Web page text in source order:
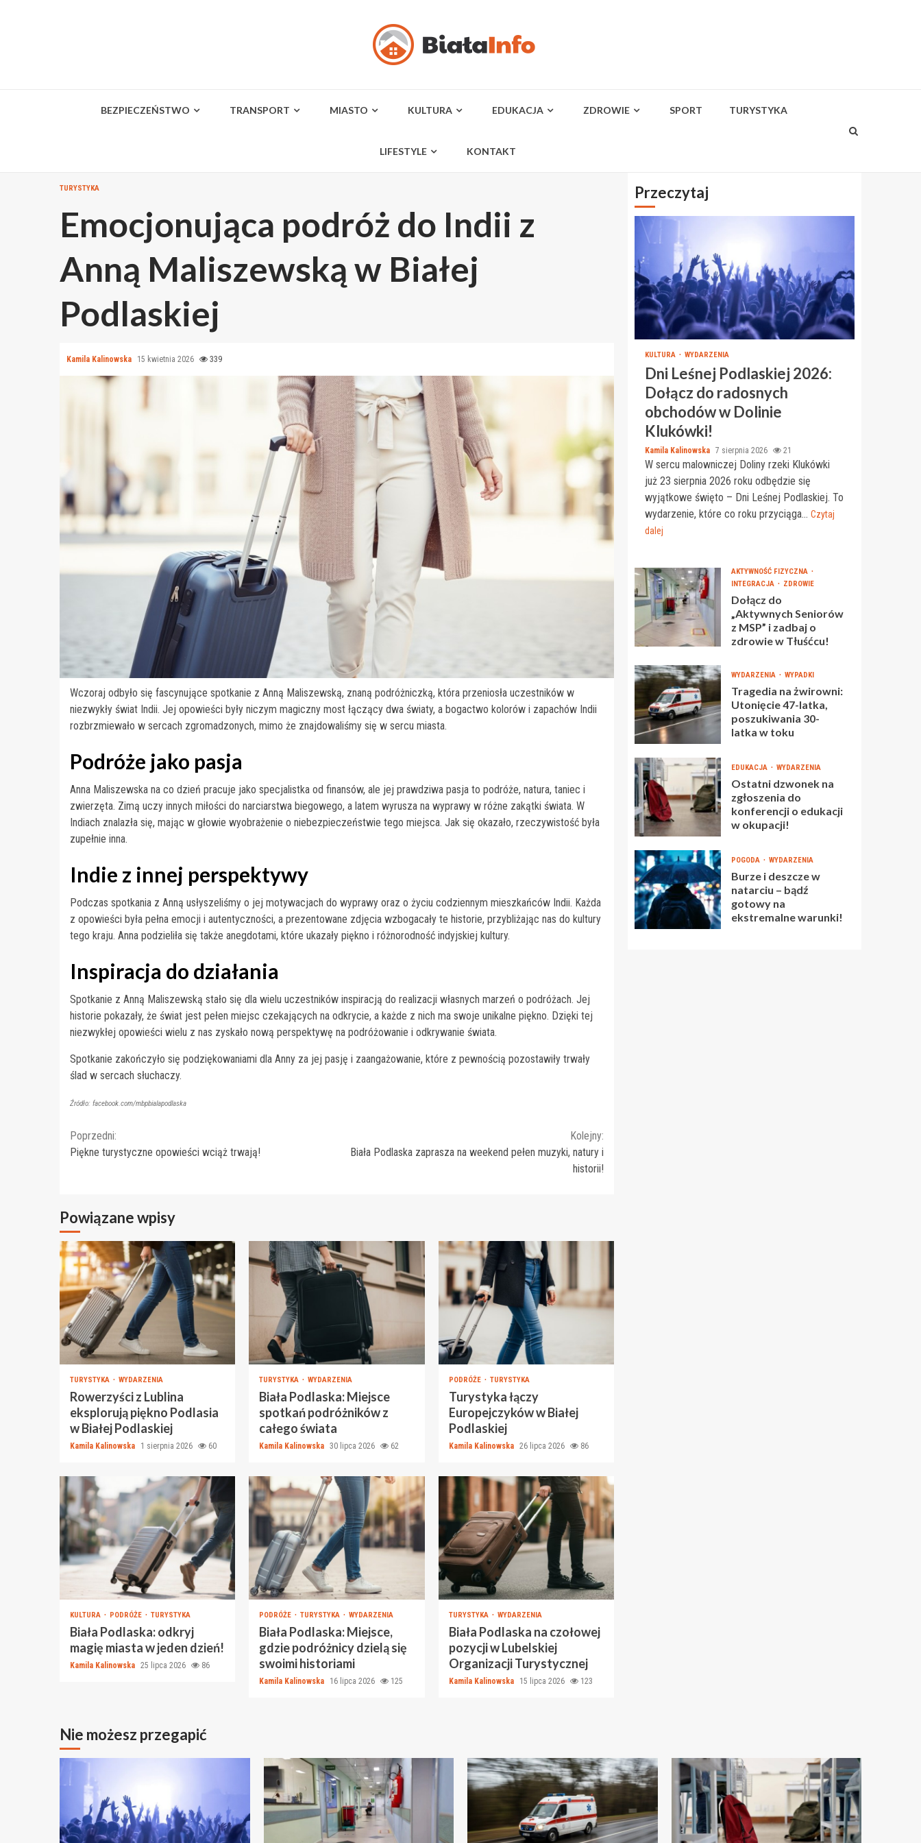
BEZPIECZEŃSTWO TRANSPORT MIASTO KULTURA EDUKACJA ZDROWIE SPORT TURYSTYKA
LIFESTYLE KONTAKT
TURYSTYKA
Emocjonująca podróż do Indii z
Anną Maliszewską w Białej
Podlaskiej
Kamila Kalinowska 15 kwietnia 2026 339
Wczoraj odbyło się fascynujące spotkanie z Anną Maliszewską, znaną podróżniczką, która przeniosła uczestników w
niezwykły świat Indii. Jej opowieści były niczym magiczny most łączący dwa światy, a bogactwo kolorów i zapachów Indii
rozbrzmiewało w sercach zgromadzonych, mimo że znajdowaliśmy się w sercu miasta.
Podróże jako pasja
Anna Maliszewska na co dzień pracuje jako specjalistka od finansów, ale jej prawdziwa pasja to podróże, natura, taniec i
zwierzęta. Zimą uczy innych miłości do narciarstwa biegowego, a latem wyrusza na wyprawy w różne zakątki świata. W
Indiach znalazła się, mając w głowie wyobrażenie o niebezpieczeństwie tego miejsca. Jak się okazało, rzeczywistość była
zupełnie inna.
Indie z innej perspektywy
Podczas spotkania z Anną usłyszeliśmy o jej motywacjach do wyprawy oraz o życiu codziennym mieszkańców Indii. Każda
z opowieści była pełna emocji i autentyczności, a prezentowane zdjęcia wzbogacały te historie, przybliżając nas do kultury
tego kraju. Anna podzieliła się także anegdotami, które ukazały piękno i różnorodność indyjskiej kultury.
Inspiracja do działania
Spotkanie z Anną Maliszewską stało się dla wielu uczestników inspiracją do realizacji własnych marzeń o podróżach. Jej
historie pokazały, że świat jest pełen miejsc czekających na odkrycie, a każde z nich ma swoje unikalne piękno. Dzięki tej
niezwykłej opowieści wielu z nas zyskało nową perspektywę na podróżowanie i odkrywanie świata.
Spotkanie zakończyło się podziękowaniami dla Anny za jej pasję i zaangażowanie, które z pewnością pozostawiły trwały
ślad w sercach słuchaczy.
Źródło: facebook.com/mbpbialapodlaska
Continue
Reading
Poprzedni:
Piękne turystyczne opowieści wciąż trwają!
Kolejny:
Biała Podlaska zaprasza na weekend pełen muzyki, natury i
historii!
Powiązane wpisy
TURYSTYKA WYDARZENIA
Rowerzyści z Lublina
eksplorują piękno Podlasia
w Białej Podlaskiej
Kamila Kalinowska 1 sierpnia 2026 60
TURYSTYKA WYDARZENIA
Biała Podlaska: Miejsce
spotkań podróżników z
całego świata
Kamila Kalinowska 30 lipca 2026 62
PODRÓŻE TURYSTYKA
Turystyka łączy
Europejczyków w Białej
Podlaskiej
Kamila Kalinowska 26 lipca 2026 86
KULTURA PODRÓŻE TURYSTYKA
Biała Podlaska: odkryj
magię miasta w jeden dzień!
Kamila Kalinowska 25 lipca 2026 86
PODRÓŻE TURYSTYKA WYDARZENIA
Biała Podlaska: Miejsce,
gdzie podróżnicy dzielą się
swoimi historiami
Kamila Kalinowska 16 lipca 2026 125
TURYSTYKA WYDARZENIA
Biała Podlaska na czołowej
pozycji w Lubelskiej
Organizacji Turystycznej
Kamila Kalinowska 15 lipca 2026 123
Przeczytaj
KULTURA WYDARZENIA
Dni Leśnej Podlaskiej 2026:
Dołącz do radosnych
obchodów w Dolinie
Klukówki!
Kamila Kalinowska 7 sierpnia 2026 21
W sercu malowniczej Doliny rzeki Klukówki
już 23 sierpnia 2026 roku odbędzie się
wyjątkowe święto – Dni Leśnej Podlaskiej. To
wydarzenie, które co roku przyciąga... Czytaj
dalej
AKTYWNOŚĆ FIZYCZNA
INTEGRACJA
ZDROWIE
Dołącz do
„Aktywnych Seniorów
z MSP” i zadbaj o
zdrowie w Tłuśćcu!
WYDARZENIA WYPADKI
Tragedia na żwirowni:
Utonięcie 47-latka,
poszukiwania 30-
latka w toku
EDUKACJA WYDARZENIA
Ostatni dzwonek na
zgłoszenia do
konferencji o edukacji
w okupacji!
POGODA WYDARZENIA
Burze i deszcze w
natarciu – bądź
gotowy na
ekstremalne warunki!
Nie możesz przegapić